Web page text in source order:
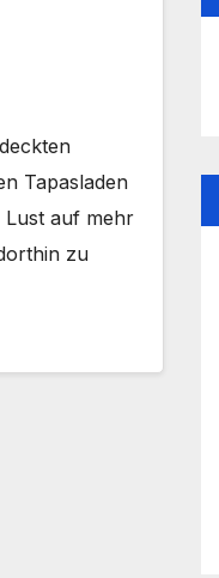
Tapasladen
Lust auf mehr
zu